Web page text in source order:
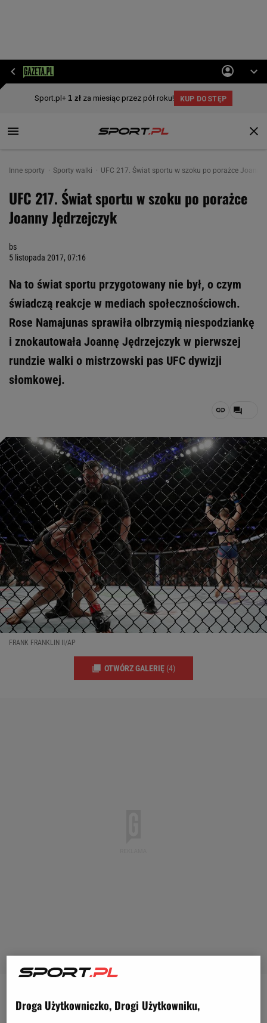
Inne sporty Sporty walki UFC 217. Świat sportu w szoku po porażce Joanny
UFC 217. Świat sportu w szoku po porażce
Joanny Jędrzejczyk
bs
5 listopada 2017, 07:16
Na to świat sportu przygotowany nie był, o czym
świadczą reakcje w mediach społecznościowch.
Rose Namajunas sprawiła olbrzymią niespodziankę
i znokautowała Joannę Jędrzejczyk w pierwszej
rundzie walki o mistrzowski pas UFC dywizji
słomkowej.
FRANK FRANKLIN II/AP
OTWÓRZ GALERIĘ (4)
Amerykanka do walki z niepokonaną Polką miała na
Droga Użytkowniczko, Drogi Użytkowniku,